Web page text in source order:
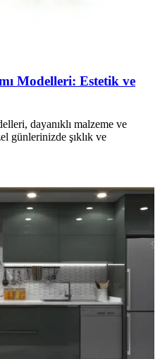
Modelleri: Estetik ve
dayanıklı malzeme ve
günlerinizde şıklık ve